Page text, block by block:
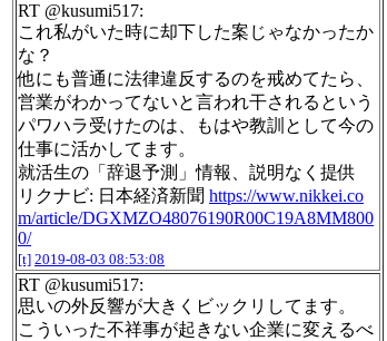
RT @kusumi517:
これ私がいた時に却下した案じゃなかったか
な？
他にも普通に法律違反するのを戒めてたら、
営業がわかってないと言われ干されるという
パワハラ受けたのは、もはや教訓として今の
仕事に活かしてます。
就活生の「辞退予測」情報、説明なく提供
リクナビ: 日本経済新聞 https://www.nikkei.co
m/article/DGXMZO48076190R00C19A8MM800
0/
[t] 2019-08-03 08:53:08
RT @kusumi517:
思いの外反響が大きくビックリしてます。
こういった不祥事が起きない企業に変えるべ